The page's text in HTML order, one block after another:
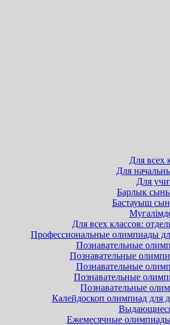
Для всех
Для
Для
Барлык
Бастауыш
Для всех классов:
Профессиональные олимпиады
Познавательные
Познавательные
Познавательные
Познавательные
Познавательные
Калейдоскоп олимпиад для
Ежемесячные